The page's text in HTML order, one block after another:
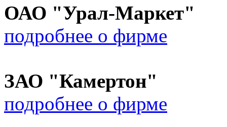
ОАО "Урал-Маркет"
подробнее о фирме
ЗАО "Камертон"
подробнее о фирме